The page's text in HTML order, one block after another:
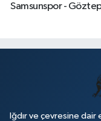
Samsunspor -
Iğdır ve çevresine